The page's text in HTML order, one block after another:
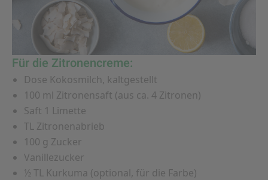
Für die Zitronencreme:
Dose Kokosmilch, kaltgestellt
100 ml Zitronensaft (aus ca. 4 Zitronen)
Saft 1 Limette
TL Zitronenabrieb
100 g Zucker
Vanillezucker
½ TL Kurkuma (optional, für die Farbe)